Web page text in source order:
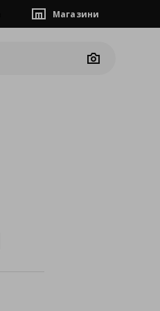
Магазини
Camera